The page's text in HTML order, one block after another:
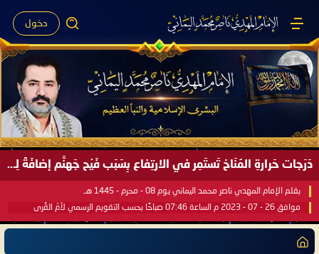
دخول
دَرَجات حَرارةِ المُنَاخ تَستَمِر في الارتِفاع بِسَبَب فَيْح جَهنَّم إضافَةً لِحرارةِ الشَّمس في مُحكَم القُرآن العَظيم ..
بقلم الإمام المهدي ناصر محمد اليماني يوم 08 - محرم - 1445 هـ
موافق 26 - 07 - 2023 م الساعة 07:46 صباحًا بحسب التقويم الرسمي لأمّ القُرى